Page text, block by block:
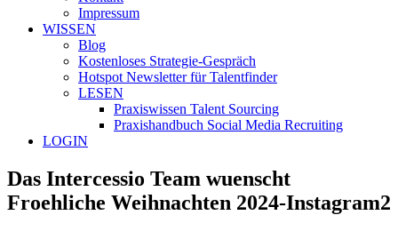
Impressum
WISSEN
Blog
Kostenloses Strategie-Gespräch
Hotspot Newsletter für Talentfinder
LESEN
Praxiswissen Talent Sourcing
Praxishandbuch Social Media Recruiting
LOGIN
Das Intercessio Team wuenscht
Froehliche Weihnachten 2024-Instagram2